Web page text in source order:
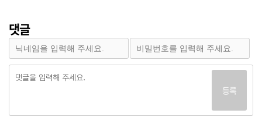
댓글
등록